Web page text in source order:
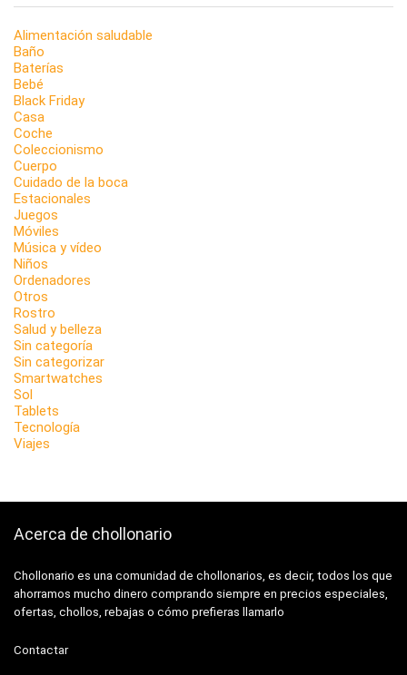
Alimentación saludable
Baño
Baterías
Bebé
Black Friday
Casa
Coche
Coleccionismo
Cuerpo
Cuidado de la boca
Estacionales
Juegos
Móviles
Música y vídeo
Niños
Ordenadores
Otros
Rostro
Salud y belleza
Sin categoría
Sin categorizar
Smartwatches
Sol
Tablets
Tecnología
Viajes
Acerca de chollonario
Chollonario es una comunidad de chollonarios, es decir, todos los que
ahorramos mucho dinero comprando siempre en precios especiales,
ofertas, chollos, rebajas o cómo prefieras llamarlo
Contactar